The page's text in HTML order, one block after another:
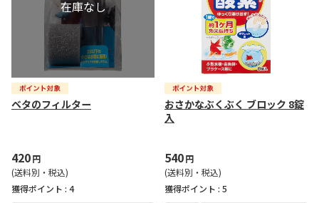
ベタのフィルター
420円
(送料別・税込)
獲得ポイント : 4
おさかなぶくぶく ブロック 8錠
入
540円
(送料別・税込)
獲得ポイント : 5